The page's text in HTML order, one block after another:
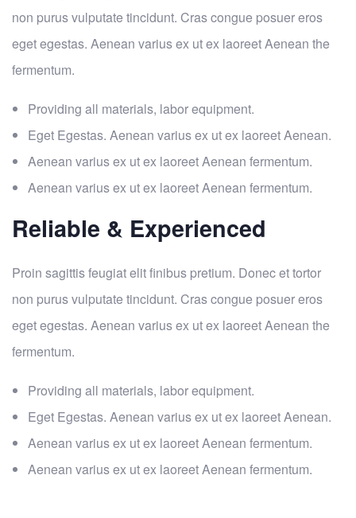
non purus vulputate tincidunt. Cras congue posuer eros
eget egestas. Aenean varius ex ut ex laoreet Aenean the
fermentum.
Providing all materials, labor equipment.
Eget Egestas. Aenean varius ex ut ex laoreet Aenean.
Aenean varius ex ut ex laoreet Aenean fermentum.
Aenean varius ex ut ex laoreet Aenean fermentum.
Reliable & Experienced
Proin sagittis feugiat elit finibus pretium. Donec et tortor
non purus vulputate tincidunt. Cras congue posuer eros
eget egestas. Aenean varius ex ut ex laoreet Aenean the
fermentum.
Providing all materials, labor equipment.
Eget Egestas. Aenean varius ex ut ex laoreet Aenean.
Aenean varius ex ut ex laoreet Aenean fermentum.
Aenean varius ex ut ex laoreet Aenean fermentum.